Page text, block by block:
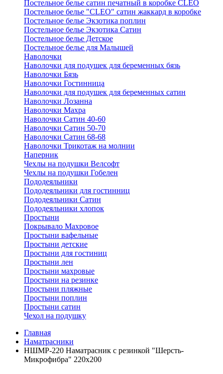
Постельное белье сатин печатный в коробке CLEO
Постельное белье "CLEO" сатин жаккард в коробке
Постельное белье Экзотика поплин
Постельное белье Экзотика Сатин
Постельное белье Детское
Постельное белье для Малышей
Наволочки
Наволочки для подушек для беременных бязь
Наволочки Бязь
Наволочки Гостинница
Наволочки для подушек для беременных сатин
Наволочки Лозанна
Наволочки Махра
Наволочки Сатин 40-60
Наволочки Сатин 50-70
Наволочки Сатин 68-68
Наволочки Трикотаж на молнии
Наперник
Чехлы на подушки Велсофт
Чехлы на подушки Гобелен
Пододеяльники
Пододеяльники для гостинниц
Пододеяльники Сатин
Пододеяльники хлопок
Простыни
Покрывало Махровое
Простыни вафельные
Простыни детские
Простыни для гостиниц
Простыни лен
Простыни махровые
Простыни на резинке
Простыни пляжные
Простыни поплин
Простыни сатин
Чехол на подушку
Главная
Наматрасники
НШМР-220 Наматрасник с резинкой "Шерсть-
Микрофибра" 220х200